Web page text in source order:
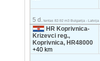
5 d. tentas 82-92 m3 Bulgarija - Latvija
HR Koprivnica-
Krizevci reg.,
Koprivnica, HR48000
+40 km